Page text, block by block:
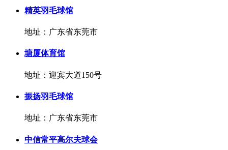
精英羽毛球馆
地址：广东省东莞市
塘厦体育馆
地址：迎宾大道150号
振扬羽毛球馆
地址：广东省东莞市
中信常平高尔夫球会